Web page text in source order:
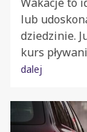
lub
dziedzinie.
kurs
dalej